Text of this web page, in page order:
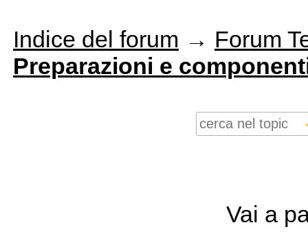
Indice del forum → Forum
Preparazioni e
Vai a